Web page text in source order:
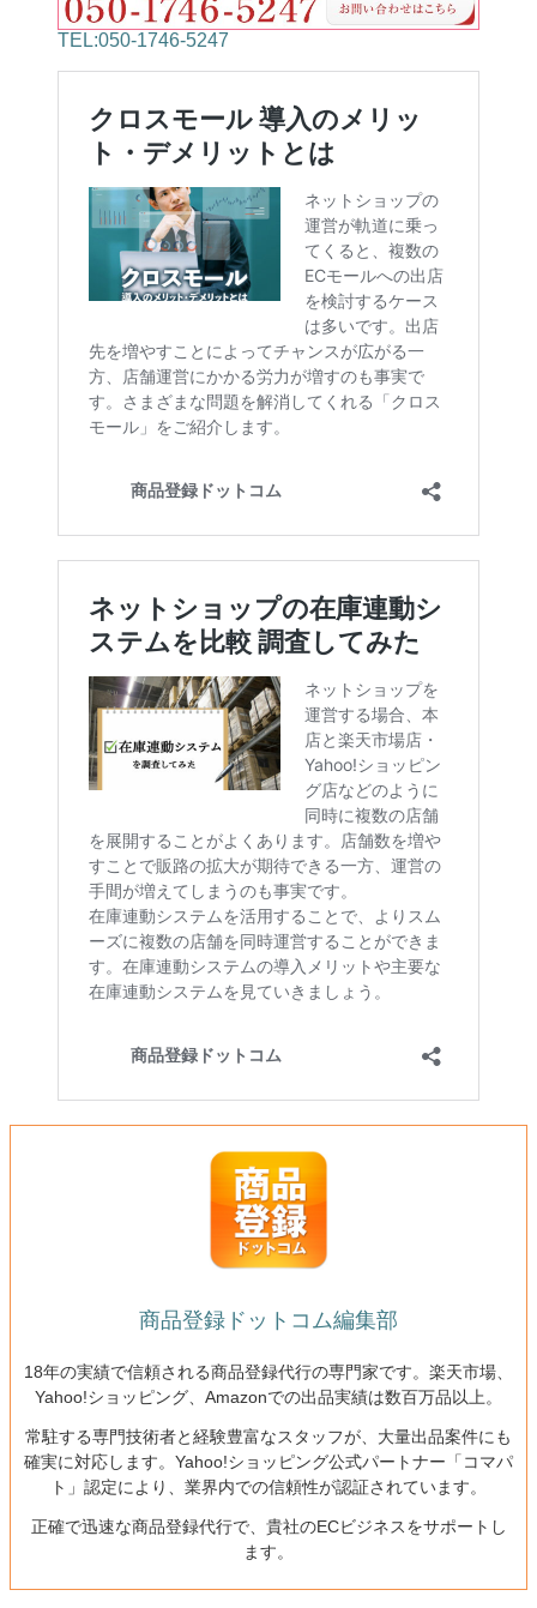
TEL:050-1746-5247
商品登録ドットコム編集部
18年の実績で信頼される商品登録代行の専門家です。楽天市場、
Yahoo!ショッピング、Amazonでの出品実績は数百万品以上。
常駐する専門技術者と経験豊富なスタッフが、大量出品案件にも
確実に対応します。Yahoo!ショッピング公式パートナー「コマパ
ト」認定により、業界内での信頼性が認証されています。
正確で迅速な商品登録代行で、貴社のECビジネスをサポートし
ます。